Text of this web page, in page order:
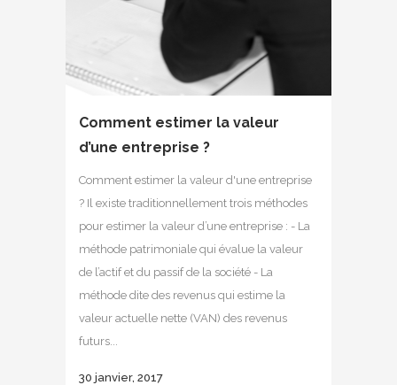
Comment estimer la valeur
d’une entreprise ?
Comment estimer la valeur d'une entreprise
? Il existe traditionnellement trois méthodes
pour estimer la valeur d’une entreprise : - La
méthode patrimoniale qui évalue la valeur
de l’actif et du passif de la société - La
méthode dite des revenus qui estime la
valeur actuelle nette (VAN) des revenus
futurs...
30 janvier, 2017